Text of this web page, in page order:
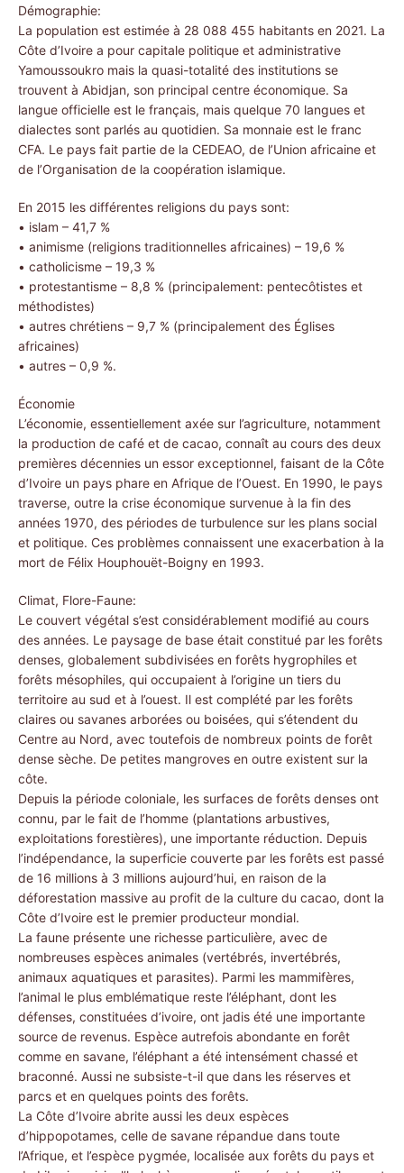
Démographie:
La population est estimée à 28 088 455 habitants en 2021. La
Côte d’Ivoire a pour capitale politique et administrative
Yamoussoukro mais la quasi-totalité des institutions se
trouvent à Abidjan, son principal centre économique. Sa
langue officielle est le français, mais quelque 70 langues et
dialectes sont parlés au quotidien. Sa monnaie est le franc
CFA. Le pays fait partie de la CEDEAO, de l’Union africaine et
de l’Organisation de la coopération islamique.
En 2015 les différentes religions du pays sont:
• islam – 41,7 %
• animisme (religions traditionnelles africaines) – 19,6 %
• catholicisme – 19,3 %
• protestantisme – 8,8 % (principalement: pentecôtistes et
méthodistes)
• autres chrétiens – 9,7 % (principalement des Églises
africaines)
• autres – 0,9 %.
Économie
L’économie, essentiellement axée sur l’agriculture, notamment
la production de café et de cacao, connaît au cours des deux
premières décennies un essor exceptionnel, faisant de la Côte
d’Ivoire un pays phare en Afrique de l’Ouest. En 1990, le pays
traverse, outre la crise économique survenue à la fin des
années 1970, des périodes de turbulence sur les plans social
et politique. Ces problèmes connaissent une exacerbation à la
mort de Félix Houphouët-Boigny en 1993.
Climat, Flore-Faune:
Le couvert végétal s’est considérablement modifié au cours
des années. Le paysage de base était constitué par les forêts
denses, globalement subdivisées en forêts hygrophiles et
forêts mésophiles, qui occupaient à l’origine un tiers du
territoire au sud et à l’ouest. Il est complété par les forêts
claires ou savanes arborées ou boisées, qui s’étendent du
Centre au Nord, avec toutefois de nombreux points de forêt
dense sèche. De petites mangroves en outre existent sur la
côte.
Depuis la période coloniale, les surfaces de forêts denses ont
connu, par le fait de l’homme (plantations arbustives,
exploitations forestières), une importante réduction. Depuis
l’indépendance, la superficie couverte par les forêts est passé
de 16 millions à 3 millions aujourd’hui, en raison de la
déforestation massive au profit de la culture du cacao, dont la
Côte d’Ivoire est le premier producteur mondial.
La faune présente une richesse particulière, avec de
nombreuses espèces animales (vertébrés, invertébrés,
animaux aquatiques et parasites). Parmi les mammifères,
l’animal le plus emblématique reste l’éléphant, dont les
défenses, constituées d’ivoire, ont jadis été une importante
source de revenus. Espèce autrefois abondante en forêt
comme en savane, l’éléphant a été intensément chassé et
braconné. Aussi ne subsiste-t-il que dans les réserves et
parcs et en quelques points des forêts.
La Côte d’Ivoire abrite aussi les deux espèces
d’hippopotames, celle de savane répandue dans toute
l’Afrique, et l’espèce pygmée, localisée aux forêts du pays et